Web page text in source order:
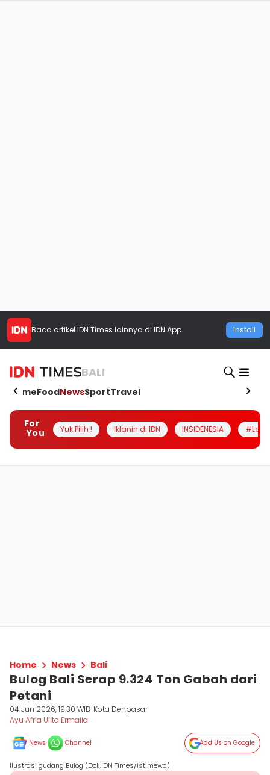
Baca artikel IDN Times lainnya di IDN App Install
BALI
HomeFoodNewsSportTravel
For
You
Yuk Pilih ! Iklanin di IDN INSIDENESIA
Home News Bali
Bulog Bali Serap 9.324 Ton Gabah dari
Petani
04 Jun 2026, 19:30 WIB Kota Denpasar
Ayu Afria Ulita Ermalia
News Channel Add Us on Google
Ilustrasi gudang Bulog (Dok.IDN Times/istimewa)